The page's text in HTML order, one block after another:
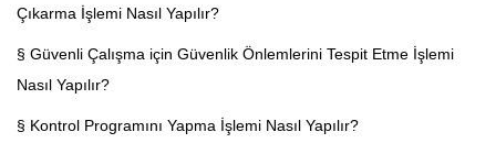
Çıkarma İşlemi Nasıl Yapılır?
§ Güvenli Çalışma için Güvenlik Önlemlerini Tespit Etme İşlemi
Nasıl Yapılır?
§ Kontrol Programını Yapma İşlemi Nasıl Yapılır?